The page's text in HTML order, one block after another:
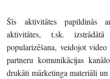
Šīs aktivitātes papildinās
aktivitātes, t.sk.
popularizēšana, veidojot
partneru komunikācijas
drukāti mārketinga materiāli